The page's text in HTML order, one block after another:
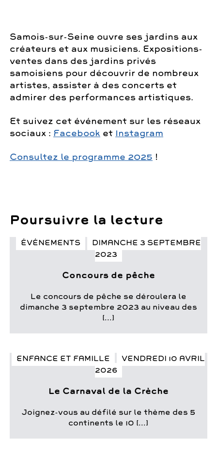
Samois-sur-Seine ouvre ses jardins aux
créateurs et aux musiciens. Expositions-
ventes dans des jardins privés
samoisiens pour découvrir de nombreux
artistes, assister à des concerts et
admirer des performances artistiques.
Et suivez cet événement sur les réseaux
sociaux : Facebook et Instagram
Consultez le programme 2025 !
Poursuivre la lecture
ÉVÉNEMENTS
DIMANCHE 3 SEPTEMBRE
2023
Concours de pêche
Le concours de pêche se déroulera le
dimanche 3 septembre 2023 au niveau des
[...]
ENFANCE ET FAMILLE
VENDREDI 10 AVRIL
2026
Le Carnaval de la Crèche
Joignez-vous au défilé sur le thème des 5
continents le 10 [...]